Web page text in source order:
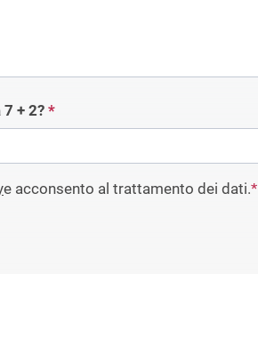
7 + 2? *
e acconsento al trattamento dei dati.*